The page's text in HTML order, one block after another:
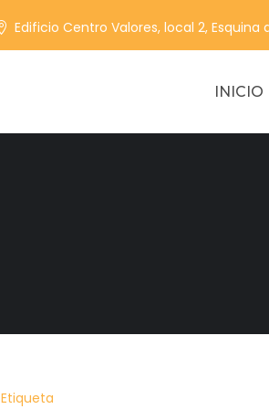
Edificio Centro Valores, local 2, Esquina
INICIO
Etiqueta